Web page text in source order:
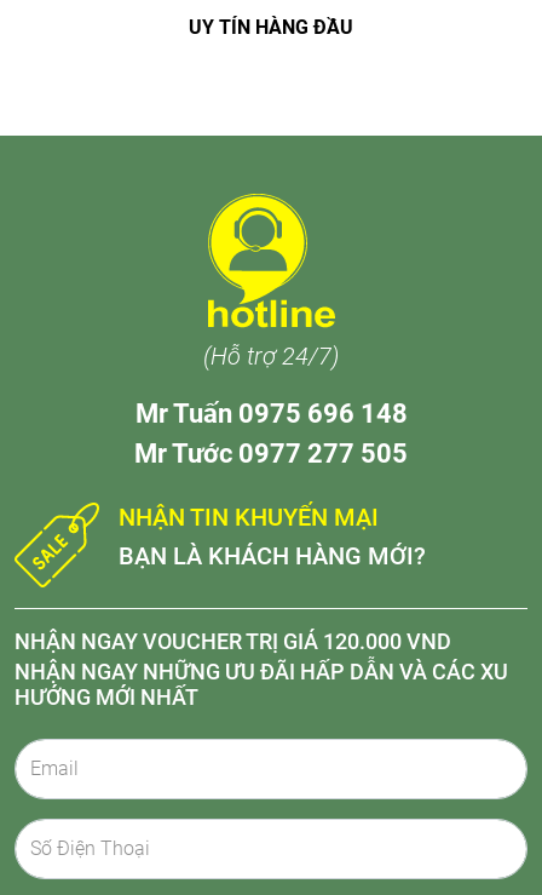
UY TÍN HÀNG ĐẦU
(Hỗ trợ 24/7)
Mr Tuấn 0975 696 148
Mr Tước 0977 277 505
NHẬN TIN KHUYẾN MẠI
BẠN LÀ KHÁCH HÀNG MỚI?
NHẬN NGAY VOUCHER TRỊ GIÁ 120.000 VND
NHẬN NGAY NHỮNG ƯU ĐÃI HẤP DẪN VÀ CÁC XU
HƯỚNG MỚI NHẤT